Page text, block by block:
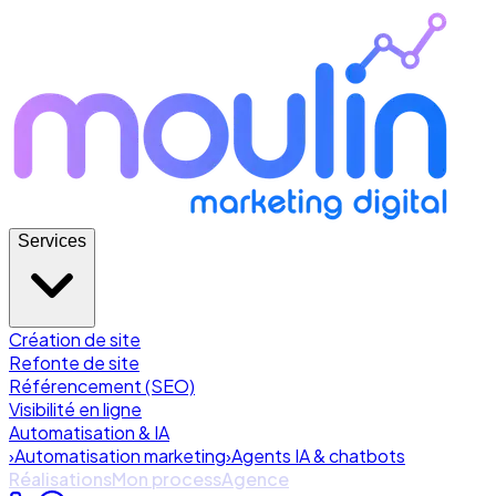
Services
Création de site
Refonte de site
Référencement (SEO)
Visibilité en ligne
Automatisation & IA
›Automatisation marketing›Agents IA & chatbots
RéalisationsMon processAgence